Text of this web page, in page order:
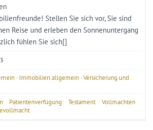
Stellen Sie sich vor, Sie sind
Reise und erleben den Sonnenuntergang
fühlen Sie sich[]
· Immobilien allgemein ·Versicherung und
Patientenverfügung Testament
Vollmachten